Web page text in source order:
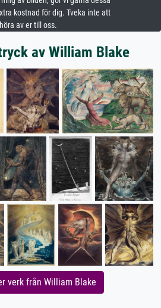
kostnad för dig. Tveka inte att
höra av er till oss.
av William Blake
verk från William Blake